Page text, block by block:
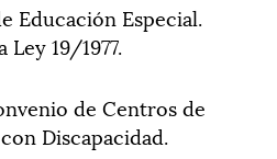
Educación Especial.
19/1977.
de Centros de
Discapacidad.